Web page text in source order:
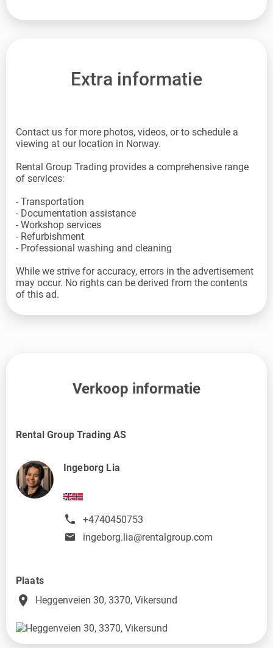
Extra informatie
Contact us for more photos, videos, or to schedule a
viewing at our location in Norway.
Rental Group Trading provides a comprehensive range
of services:
- Transportation
- Documentation assistance
- Workshop services
- Refurbishment
- Professional washing and cleaning
While we strive for accuracy, errors in the advertisement
may occur. No rights can be derived from the contents
of this ad.
Verkoop informatie
Rental Group Trading AS
Ingeborg Lia
+4740450753
ingeborg.lia@rentalgroup.com
Plaats
place Heggenveien 30, 3370, Vikersund